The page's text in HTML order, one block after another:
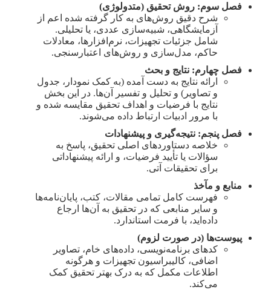
فصل سوم: روش تحقیق (متدولوژی)
شرح دقیق روش‌های به کار گرفته شده اعم از
آزمایشگاهی، شبیه‌سازی عددی، یا تحلیلی.
شامل جزئیات تجهیزات، نرم‌افزارها، معادلات
حاکم، مدل‌سازی و روش‌های اعتبارسنجی.
فصل چهارم: نتایج و بحث
ارائه نتایج به دست آمده (به کمک نمودار، جدول
و تصاویر) و تحلیل و تفسیر آن‌ها. در این بخش
نتایج با فرضیات و اهداف تحقیق مقایسه شده و
با مرور ادبیات ارتباط داده می‌شوند.
فصل پنجم: نتیجه‌گیری و پیشنهادات
خلاصه دستاوردهای اصلی تحقیق، پاسخ به
سؤالات یا تأیید فرضیات، و ارائه پیشنهاداتی
برای تحقیقات آتی.
منابع و مآخذ
فهرست کامل تمامی مقالات، کتب، پایان‌نامه‌ها
و سایر منابعی که در تحقیق به آن‌ها ارجاع
داده‌اید، با فرمت استاندارد.
پیوست‌ها (در صورت لزوم)
کدهای برنامه‌نویسی، داده‌های خام، تصاویر
اضافی، کالیبراسیون تجهیزات و هرگونه
اطلاعات مکمل که به درک بهتر تحقیق کمک
می‌کند.